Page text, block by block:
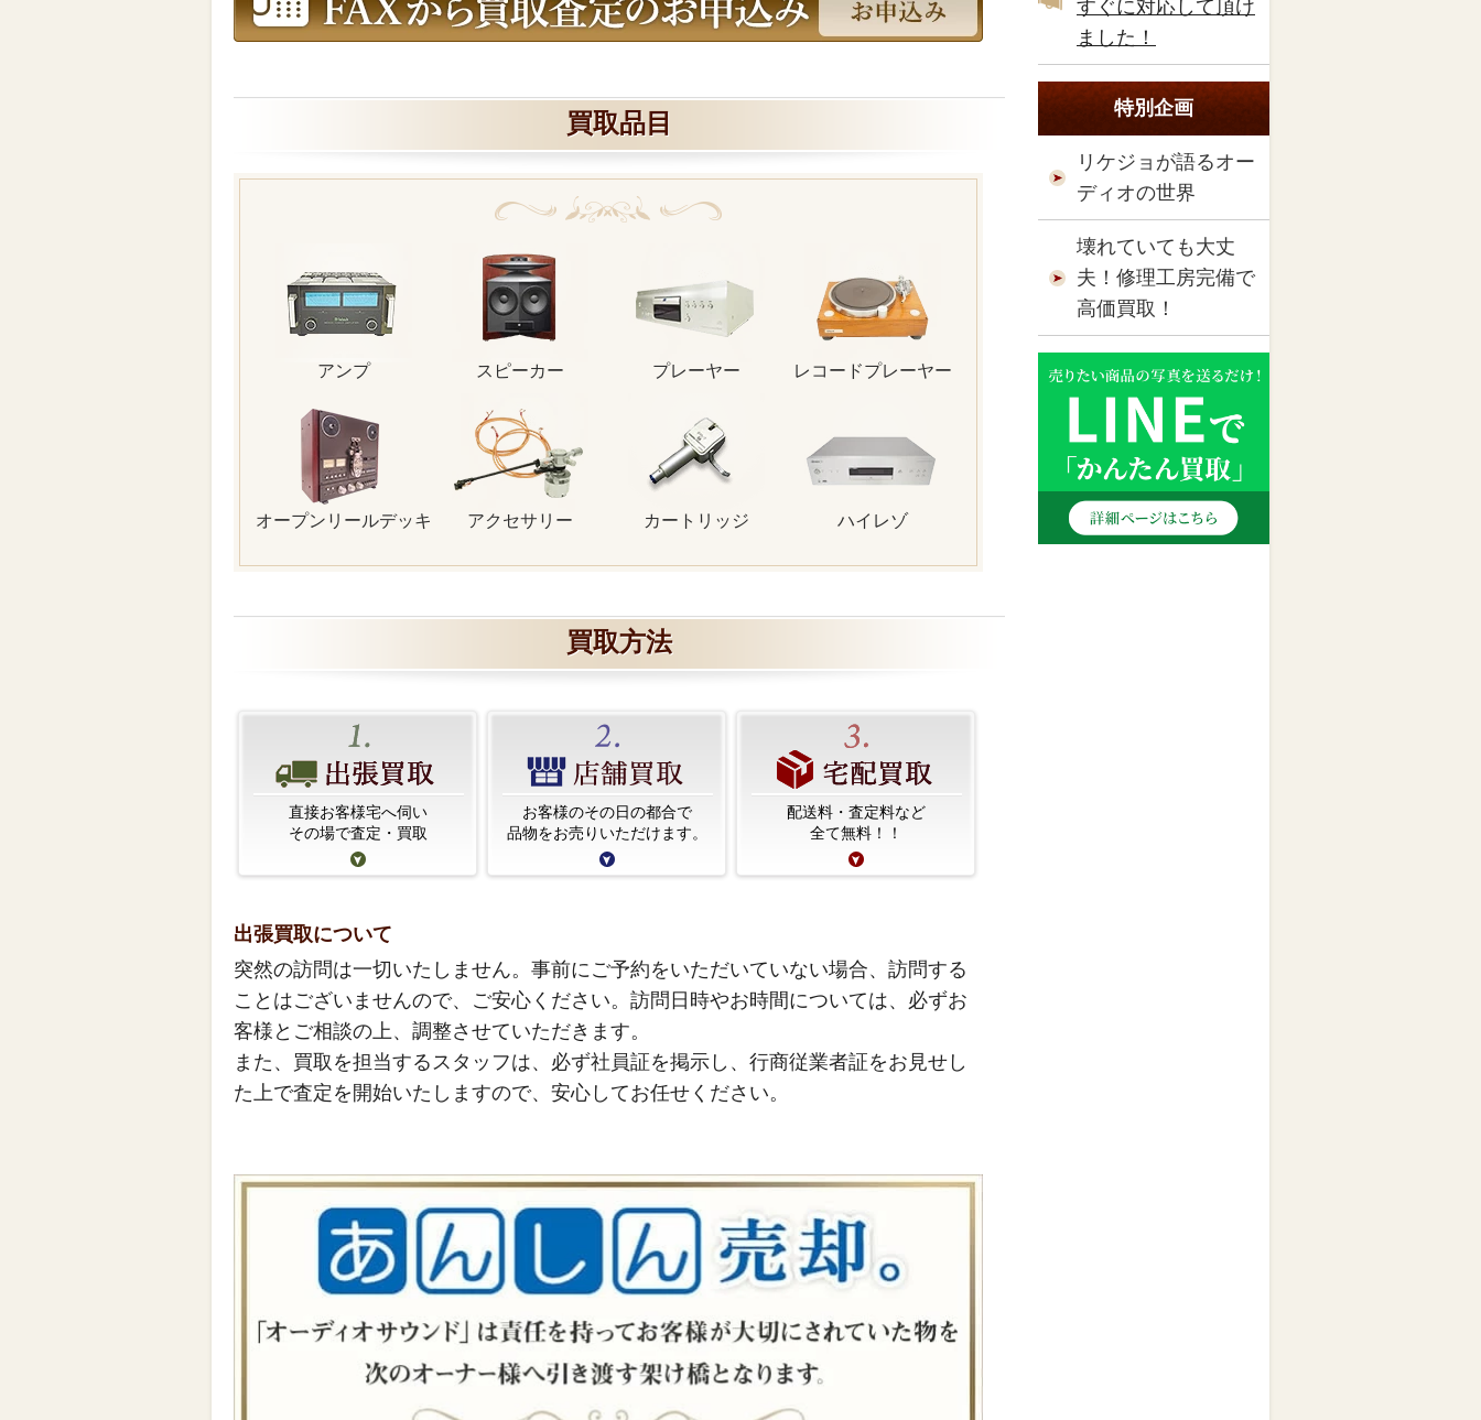
買取品目
アンプ スピーカー プレーヤー レコードプレーヤー
オープンリールデッキ アクセサリー カートリッジ ハイレゾ
買取方法
直接お客様宅へ伺い
その場で査定・買取
お客様のその日の都合で
品物をお売りいただけます。
配送料・査定料など
全て無料！！
出張買取について
突然の訪問は一切いたしません。事前にご予約をいただいていない場合、訪問する
ことはございませんので、ご安心ください。訪問日時やお時間については、必ずお
客様とご相談の上、調整させていただきます。
また、買取を担当するスタッフは、必ず社員証を掲示し、行商従業者証をお見せし
た上で査定を開始いたしますので、安心してお任せください。
すぐに対応して頂け
ました！
特別企画
リケジョが語るオー
ディオの世界
壊れていても大丈
夫！修理工房完備で
高価買取！